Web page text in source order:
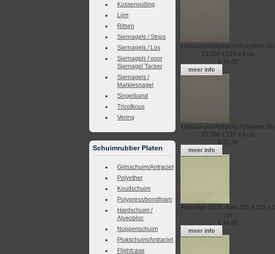
Kussenvulling
Lijm
Ritsen
Siernagels / Strips
Siernagels / Los
Siernagels / voor
Siernagel Tacker
Siernagels /
Markiesnagel
Singelband
Tricotkous
Vering
Schuimrubber Platen
Grijsschuim/Antraciet
Polyether
Koudschuim
Polypress/bondfoam
Hardschuim /
Alveobloc
Noppenschuim
Plukschuim/Antraciet
Flightcase
Grijsschuim/Antraciet Polyether SG
25 200 x 120 x 4 cm
€ 76,00
meer info
Grijsschuim/Antraciet Polyether SG
25 200 x 120 x 5 cm
€ 95,00
meer info
Polyether SG35 Hard 205 x 150 x 2
cm
€ 44,00
meer info